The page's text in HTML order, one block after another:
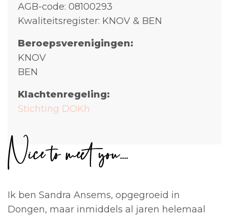
AGB-code: 08100293
Kwaliteitsregister: KNOV & BEN
Beroepsverenigingen:
KNOV
BEN
Klachtenregeling:
Stichting DOKh
Nice to meet you....
Ik ben Sandra Ansems, opgegroeid in
Dongen, maar inmiddels al jaren helemaal